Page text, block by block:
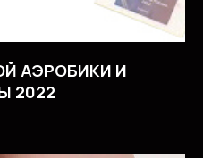
АЭРОБИКИ И
2022